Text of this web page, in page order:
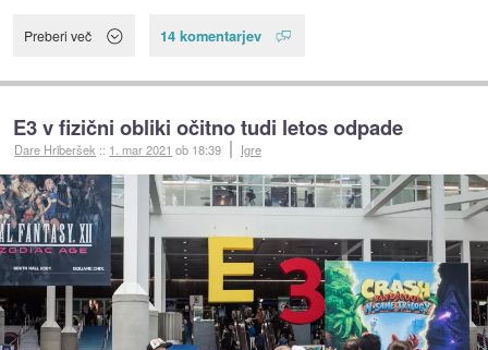
Preberi več 14 komentarjev
E3 v fizični obliki očitno tudi letos odpade
Dare Hriberšek :: 1. mar 2021 ob 18:39 Igre